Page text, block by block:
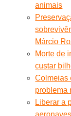
animais
Márcio
Morte de
custar
Colmeias
problema
Liberar a